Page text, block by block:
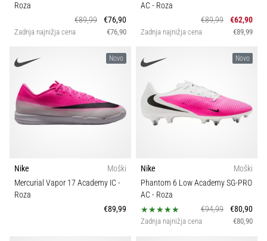
Roza
€89,99
€76,90
Zadnja najnižja cena €76,90
AC - Roza
€89,99
€62,90
Zadnja najnižja cena €89,99
Novo
Nike
Moški
Mercurial Vapor 17 Academy IC -
Roza
€89,99
Novo
Nike
Moški
Phantom 6 Low Academy SG-PRO
AC - Roza
€94,99
€80,90
Zadnja najnižja cena €80,90